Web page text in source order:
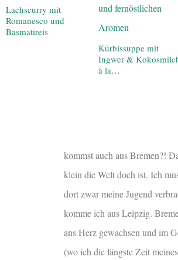
Lachscurry mit
Romanesco und
Basmatireis
Kürbissuppe mit
Ingwer &
à la…
kommst auch aus Bremen?!
klein die Welt doch ist. Ich
dort zwar meine Jugend
komme ich aus Leipzig.
ans Herz gewachsen und im
(wo ich die längste Zeit